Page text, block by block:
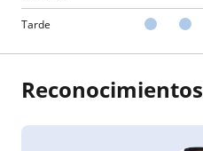
Tarde
Reconocimientos